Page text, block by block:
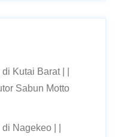
Kutai Barat | |
Sabun Motto
Nagekeo | |